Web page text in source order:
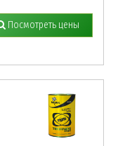
Посмотреть цены